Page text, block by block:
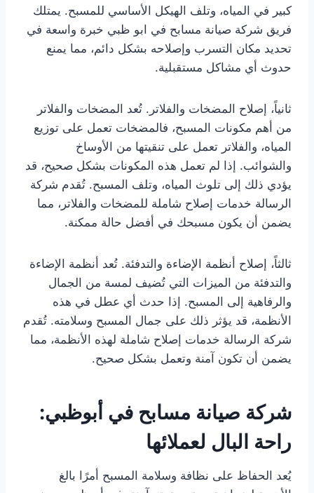
كبير في المياه، وتلف الهيكل الأساسي للمسبح. يمتلك
فريق شركة صيانة مسابح في ابو ظبي خبرة واسعة في
تحديد مكان التسرب وإصلاحه بشكل دائم، مما يمنع
حدوث أي مشاكل مستقبلية.
ثانياً، إصلاح المضخات والفلاتر. تُعد المضخات والفلاتر
من أهم مكونات المسبح، فالمضخات تعمل على توزيع
المياه، والفلاتر تعمل على تنقيتها من الأوساخ
والشوائب. إذا لم تعمل هذه المكونات بشكل صحيح، قد
يؤدي ذلك إلى تلوث المياه، وتلف المسبح. تُقدم شركة
الرسالة خدمات إصلاح شاملة للمضخات والفلاتر، مما
يضمن أن يكون مسبحك في أفضل حالة ممكنة.
ثالثاً، إصلاح أنظمة الإضاءة والتدفئة. تُعد أنظمة الإضاءة
والتدفئة من الميزات التي تُضيف لمسة من الجمال
والرفاهية إلى المسبح. إذا حدث أي عطل في هذه
الأنظمة، قد يؤثر ذلك على جمال المسبح وسلامته. تُقدم
شركة الرسالة خدمات إصلاح شاملة لهذه الأنظمة، مما
يضمن أن تكون آمنة وتعمل بشكل صحيح.
شركة صيانة مسابح في أبوظبي:
راحة البال لعملائها
يُعد الحفاظ على نظافة وسلامة المسبح أمرًا بالغ